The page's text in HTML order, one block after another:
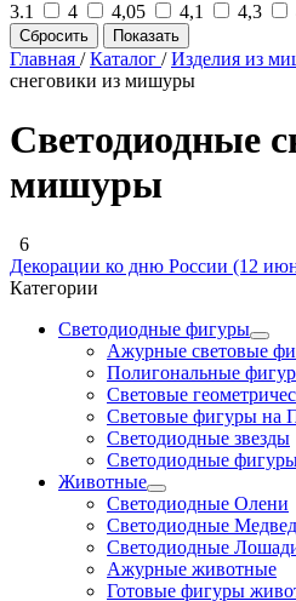
3.1
4 4,05 4,1 4,3
Сбросить Показать
Главная /Каталог /Изделия из
снеговики из мишуры
Светодиодные
мишуры
6
Декорации ко дню России (12
Категории
Светодиодные фигуры
Ажурные световые
Полигональные
Световые
Световые фигуры на
Светодиодные звезды
Светодиодные
Животные
Светодиодные Олени
Светодиодные
Светодиодные
Ажурные животные
Готовые фигуры